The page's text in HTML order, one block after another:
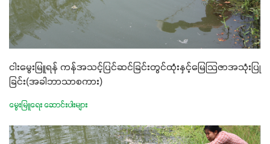
ငါးမွေးမြူရန် ကန်အသင့်ပြင်ဆင်ခြင်းတွင်ထုံးနှင့်မြေသြဇာအသုံးပြု
ခြင်း(အခါဘာသာစကား)
မွေးမြူရေး ဆောင်းပါးများ